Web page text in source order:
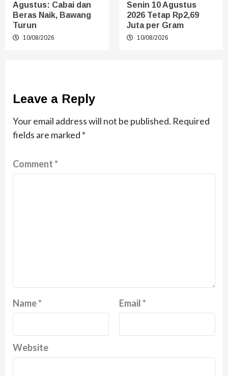
Agustus: Cabai dan
Beras Naik, Bawang
Turun
10/08/2026
Senin 10 Agustus
2026 Tetap Rp2,69
Juta per Gram
10/08/2026
Leave a Reply
Your email address will not be published. Required
fields are marked *
Comment*
Name* Email*
Website